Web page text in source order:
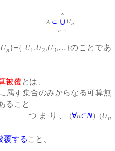
∞
A ⊂ ∪ Un
n=1
Un}={ U1,U2,U3,…}のことであ
被覆 とは、
属す集合のみからなる可算無
ること
、 (∀n∈N) (Un
覆する こと、